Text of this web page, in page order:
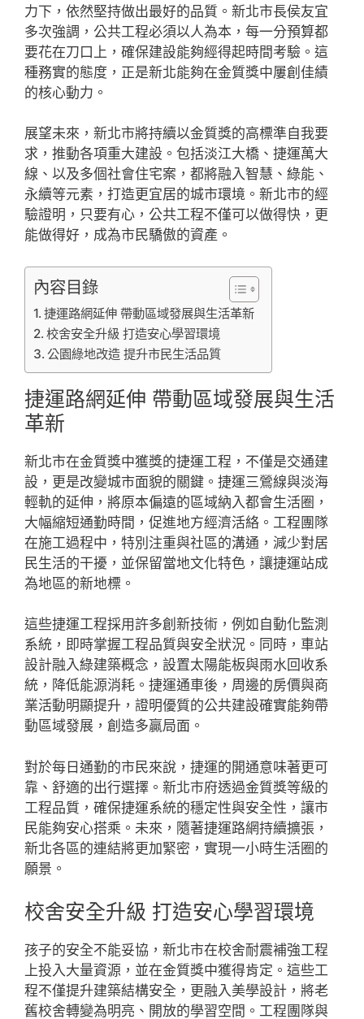
力下，依然堅持做出最好的品質。新北市長侯友宜
多次強調，公共工程必須以人為本，每一分預算都
要花在刀口上，確保建設能夠經得起時間考驗。這
種務實的態度，正是新北能夠在金質獎中屢創佳績
的核心動力。
展望未來，新北市將持續以金質獎的高標準自我要
求，推動各項重大建設。包括淡江大橋、捷運萬大
線、以及多個社會住宅案，都將融入智慧、綠能、
永續等元素，打造更宜居的城市環境。新北市的經
驗證明，只要有心，公共工程不僅可以做得快，更
能做得好，成為市民驕傲的資產。
內容目錄
捷運路網延伸 帶動區域發展與生活革新
校舍安全升級 打造安心學習環境
公園綠地改造 提升市民生活品質
捷運路網延伸 帶動區域發展與生活
革新
新北市在金質獎中獲獎的捷運工程，不僅是交通建
設，更是改變城市面貌的關鍵。捷運三鶯線與淡海
輕軌的延伸，將原本偏遠的區域納入都會生活圈，
大幅縮短通勤時間，促進地方經濟活絡。工程團隊
在施工過程中，特別注重與社區的溝通，減少對居
民生活的干擾，並保留當地文化特色，讓捷運站成
為地區的新地標。
這些捷運工程採用許多創新技術，例如自動化監測
系統，即時掌握工程品質與安全狀況。同時，車站
設計融入綠建築概念，設置太陽能板與雨水回收系
統，降低能源消耗。捷運通車後，周邊的房價與商
業活動明顯提升，證明優質的公共建設確實能夠帶
動區域發展，創造多贏局面。
對於每日通勤的市民來說，捷運的開通意味著更可
靠、舒適的出行選擇。新北市府透過金質獎等級的
工程品質，確保捷運系統的穩定性與安全性，讓市
民能夠安心搭乘。未來，隨著捷運路網持續擴張，
新北各區的連結將更加緊密，實現一小時生活圈的
願景。
校舍安全升級 打造安心學習環境
孩子的安全不能妥協，新北市在校舍耐震補強工程
上投入大量資源，並在金質獎中獲得肯定。這些工
程不僅提升建築結構安全，更融入美學設計，將老
舊校舍轉變為明亮、開放的學習空間。工程團隊與